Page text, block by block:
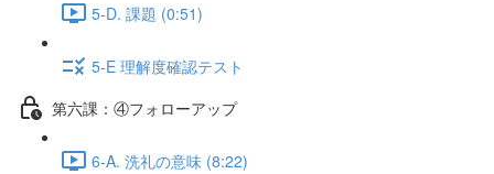
5-D. 課題 (0:51)
5-E 理解度確認テスト
第六課：④フォローアップ
6-A. 洗礼の意味 (8:22)